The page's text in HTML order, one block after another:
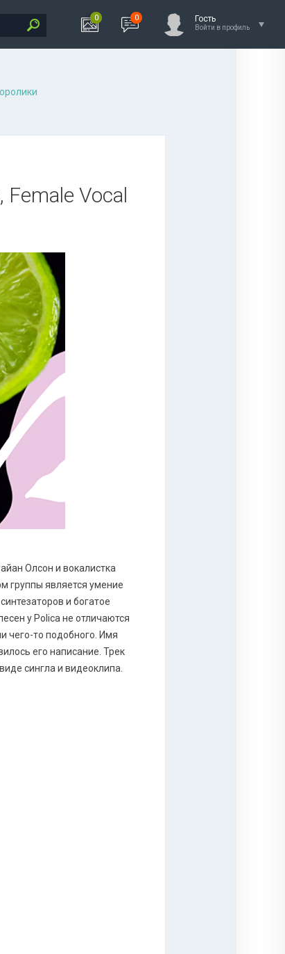
0 0 Гость
Войти в профиль
Vocal
Олсон и вокалистка
группы является умение
и богатое
у Роliса не отличаются
чего-то подобного. Имя
его написание. Трек
сингла и видеоклипа.